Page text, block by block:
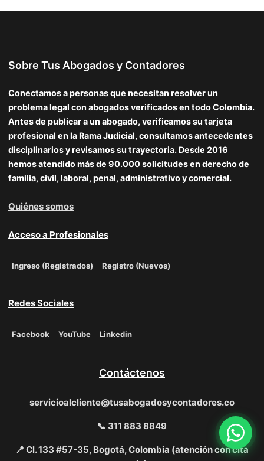
Sobre Tus Abogados y Contadores
Conectamos a personas que necesitan resolver un
problema legal con abogados verificados en todo Colombia.
Antes de publicar a un abogado, verificamos su tarjeta
profesional en la Rama Judicial, consultamos antecedentes
disciplinarios y revisamos su trayectoria. Desde 2016
hemos atendido más de 90.000 solicitudes en derecho de
familia, civil, laboral, penal, administrativo y comercial.
Quiénes somos
Acceso a Profesionales
Ingreso (Registrados) Registro (Nuevos)
Redes Sociales
Facebook YouTube Linkedin
Contáctenos
servicioalcliente@tusabogadosycontadores.co
📞 311 883 8849
📍 Cl. 133 #57-35, Bogotá, Colombia (atención con cita